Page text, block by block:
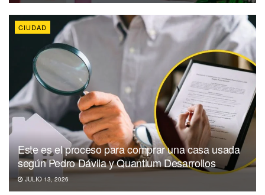
CIUDAD
Este es el proceso para comprar una casa usada
según Pedro Dávila y Quantium Desarrollos
JULIO 13, 2026